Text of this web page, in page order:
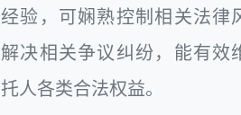
经验，可娴熟控制相关法律
解决相关争议纠纷，能有效
托人各类合法权益。